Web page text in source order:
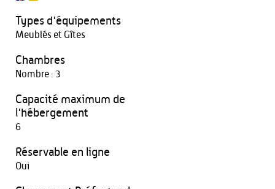
Types d'équipements
Meublés et Gîtes
Chambres
Nombre : 3
Capacité maximum de
l'hébergement
6
Réservable en ligne
Oui